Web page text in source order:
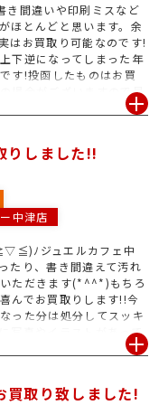
間違いや印刷ミスなど
ほとんどと思います。余
はお買取り可能なのです!
下逆になってしまった年
す!投函したものはお買
場合がございますので是
もお買取りしております
りしました!!
中津店
ﾉジュエルカフェ中
たり、書き間違えて汚れ
ただきます(*^^*)もちろ
んでお買取りします!!今
った分は処分してスッキ
写真やイラストがあって
、といったまっさらじゃ
買取り致しました!